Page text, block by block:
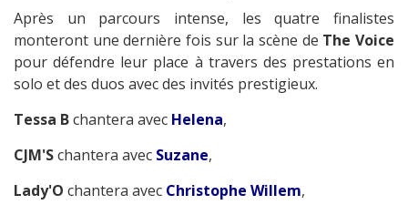
Après un parcours intense, les quatre finalistes
monteront une dernière fois sur la scène de The Voice
pour défendre leur place à travers des prestations en
solo et des duos avec des invités prestigieux.
Tessa Bchantera avec Helena,
CJM'Schantera avec Suzane,
Lady'O chantera avec Christophe Willem,